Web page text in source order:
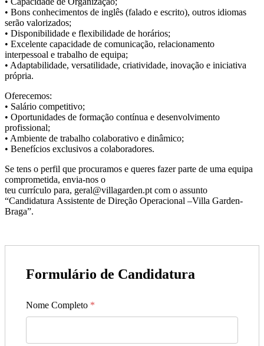
• Bons conhecimentos de inglês (falado e escrito), outros idiomas
serão valorizados;
• Disponibilidade e flexibilidade de horários;
• Excelente capacidade de comunicação, relacionamento
interpessoal e trabalho de equipa;
• Adaptabilidade, versatilidade, criatividade, inovação e iniciativa
própria.
Oferecemos:
• Salário competitivo;
• Oportunidades de formação contínua e desenvolvimento
profissional;
• Ambiente de trabalho colaborativo e dinâmico;
• Benefícios exclusivos a colaboradores.
Se tens o perfil que procuramos e queres fazer parte de uma equipa
comprometida, envia-nos o
teu currículo para, geral@villagarden.pt com o assunto
“Candidatura Assistente de Direção Operacional –Villa Garden-
Braga”.
Formulário de Candidatura
Nome Completo *